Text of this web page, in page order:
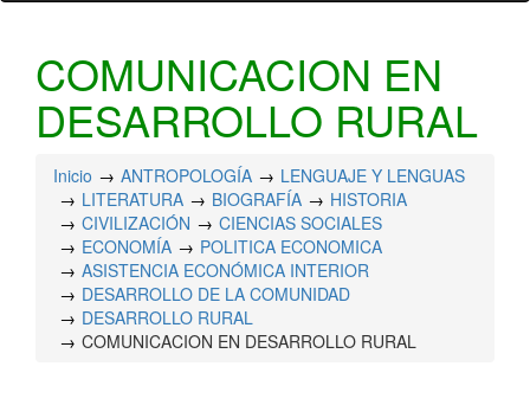
COMUNICACION EN
DESARROLLO RURAL
Inicio ANTROPOLOGÍA
LENGUAJE Y LENGUAS
LITERATURA
BIOGRAFÍA
HISTORIA
CIVILIZACIÓN
CIENCIAS SOCIALES
ECONOMÍA
POLITICA ECONOMICA
ASISTENCIA ECONÓMICA INTERIOR
DESARROLLO DE LA COMUNIDAD
DESARROLLO RURAL
COMUNICACION EN DESARROLLO RURAL